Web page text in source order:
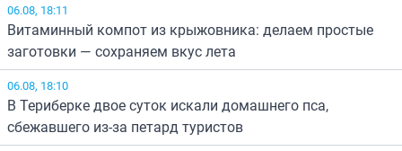
06.08, 18:11
Витаминный компот из крыжовника: делаем простые
заготовки — сохраняем вкус лета
06.08, 18:10
В Териберке двое суток искали домашнего пса,
сбежавшего из-за петард туристов